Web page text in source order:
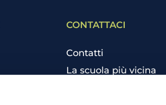
CONTATTACI
Contatti
La scuola più vicina